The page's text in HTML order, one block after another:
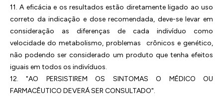
11. A eficácia e os resultados estão diretamente ligado ao uso
correto da indicação e dose recomendada, deve-se levar em
consideração as diferenças de cada indivíduo como
velocidade do metabolismo, problemas crônicos e genético,
não podendo ser considerado um produto que tenha efeitos
iguais em todos os indivíduos.
12. "AO PERSISTIREM OS SINTOMAS O MÉDICO OU
FARMACÊUTICO DEVERÁ SER CONSULTADO".